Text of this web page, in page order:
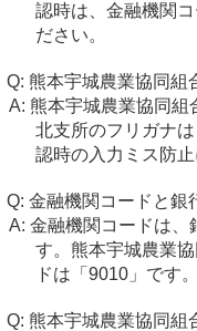
認時は、金融機関
ださい。
熊本宇城農業協同組
熊本宇城農業協同組
北支所のフリガナ
認時の入力ミス防止
金融機関コードと銀
金融機関コードは、
す。熊本宇城農業
ドは「9010」です。
熊本宇城農業協同組